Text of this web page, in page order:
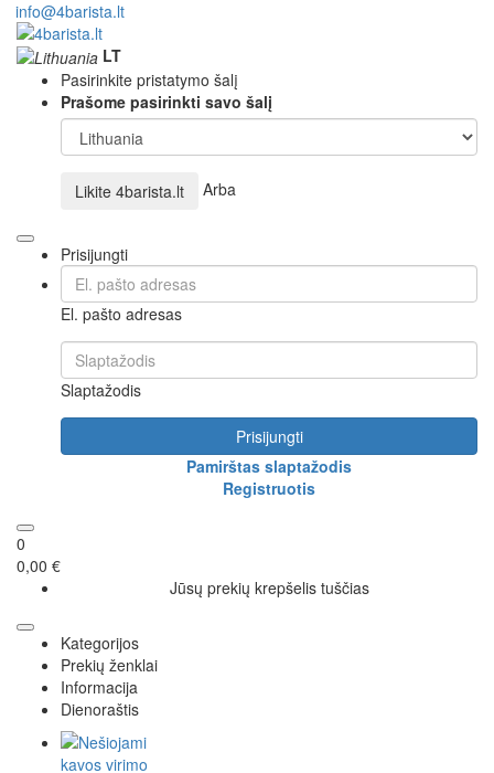
info@4barista.lt
LT
Pasirinkite pristatymo šalį
Prašome pasirinkti savo šalį
Likite 4barista.lt Arba
Prisijungti
El. pašto adresas
Slaptažodis
Prisijungti
Pamirštas slaptažodis
Registruotis
0
0,00 €
Jūsų prekių krepšelis tuščias
Kategorijos
Prekių ženklai
Informacija
Dienoraštis